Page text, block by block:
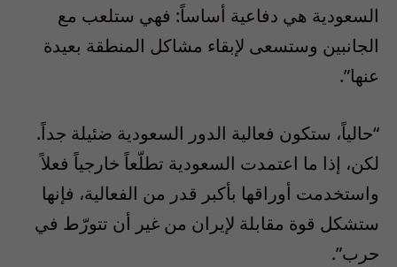
السعودية هي دفاعية أساساً: فهي ستلعب مع
الجانبين وستسعى لإبقاء مشاكل المنطقة بعيدة
عنها”.
“حالياً، ستكون فعالية الدور السعودية ضئيلة جداً.
لكن، إذا ما اعتمدت السعودية تطلّعاً خارجياً فعلاً
واستخدمت أوراقها بأكبر قدر من الفعالية، فإنها
ستشكل قوة مقابلة لإيران من غير أن تتورّط في
حرب”.